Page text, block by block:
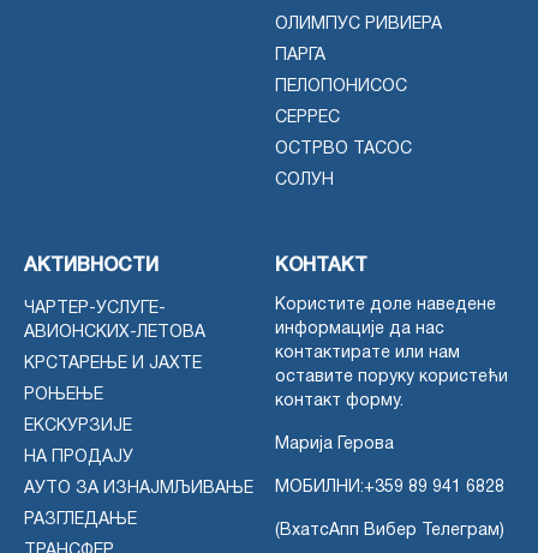
ОЛИМПУС РИВИЕРА
ПАРГА
ПЕЛОПОНИСОС
СЕРРЕС
ОСТРВО ТАСОС
СОЛУН
АКТИВНОСТИ
ЧАРТЕР-УСЛУГЕ-
АВИОНСКИХ-ЛЕТОВА
КРСТАРЕЊЕ И ЈАХТЕ
РОЊЕЊЕ
ЕКСКУРЗИЈЕ
НА ПРОДАЈУ
АУТО ЗА ИЗНАЈМЉИВАЊЕ
РАЗГЛЕДАЊЕ
КОНТАКТ
Користите доле наведене
информације да нас
контактирате или нам
оставите поруку користећи
контакт форму.
Марија Герова
МОБИЛНИ:+359 89 941 6828
(ВхатсАпп Вибер Телеграм)